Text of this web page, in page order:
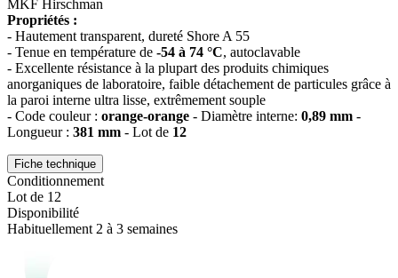
MKF Hirschman
Propriétés :
- Hautement transparent, dureté Shore A 55
- Tenue en température de -54 à 74 °C, autoclavable
- Excellente résistance à la plupart des produits chimiques
anorganiques de laboratoire, faible détachement de particules grâce à
la paroi interne ultra lisse, extrêmement souple
- Code couleur : orange-orange - Diamètre interne: 0,89 mm -
Longueur : 381 mm - Lot de 12
Fiche technique
Conditionnement
Lot de 12
Disponibilité
Habituellement 2 à 3 semaines